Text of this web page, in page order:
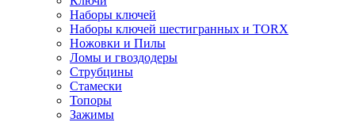
Наборы ключей
Наборы ключей шестигранных и TORX
Ножовки и Пилы
Ломы и гвоздодеры
Струбцины
Стамески
Топоры
Зажимы